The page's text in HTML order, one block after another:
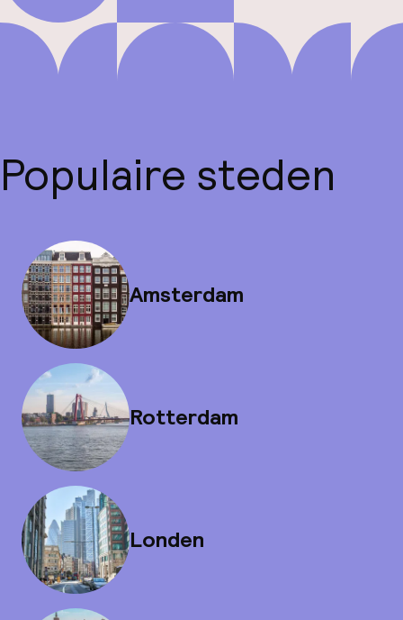
Populaire steden
Amsterdam
Rotterdam
Londen